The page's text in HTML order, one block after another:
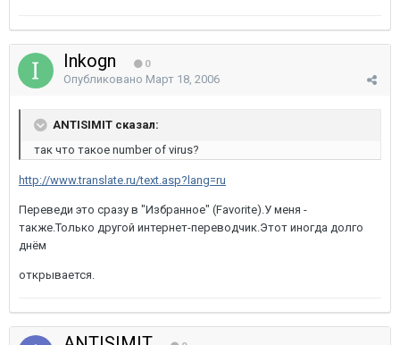
Inkogn 0
Опубликовано Март 18, 2006
ANTISIMIT сказал:
так что такое number of virus?
http://www.translate.ru/text.asp?lang=ru
Переведи это сразу в "Избранное" (Favorite).У меня -
также.Только другой интернет-переводчик.Этот иногда долго
днём
открывается.